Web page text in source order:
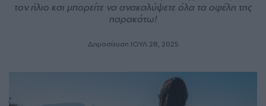
τον ήλιο και μπορείτε να ανακαλύψετε όλα τα οφέλη της
παρακάτω!
Δημοσίευση ΙΟΥΛ 28, 2025